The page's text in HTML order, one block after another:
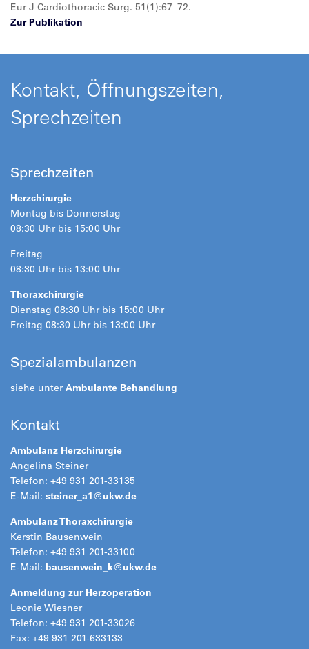
Eur J Cardiothoracic Surg. 51(1):67–72.
Zur Publikation
Kontakt, Öffnungszeiten,
Sprechzeiten
Sprechzeiten
Herzchirurgie
Montag bis Donnerstag
08:30 Uhr bis 15:00 Uhr
Freitag
08:30 Uhr bis 13:00 Uhr
Thoraxchirurgie
Dienstag 08:30 Uhr bis 15:00 Uhr
Freitag 08:30 Uhr bis 13:00 Uhr
Spezialambulanzen
siehe unterAmbulante Behandlung
Kontakt
Ambulanz Herzchirurgie
Angelina Steiner
Telefon: +49 931 201-33135
E-Mail: steiner_a1@ukw.de
Ambulanz Thoraxchirurgie
Kerstin Bausenwein
Telefon: +49 931 201-33100
E-Mail: bausenwein_k@ukw.de
Anmeldung zur Herzoperation
Leonie Wiesner
Telefon: +49 931 201-33026
Fax: +49 931 201-633133